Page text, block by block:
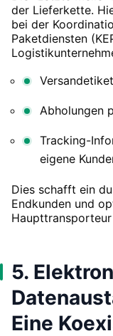
der Lieferkette.
bei der
Paketdiensten
Abholungen
Tracking-
eigene
Dies schafft ein
Endkunden und
5.
Eine